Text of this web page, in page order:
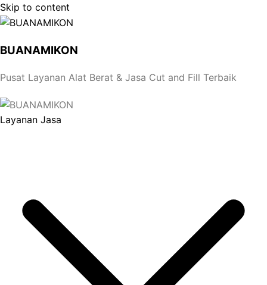
Skip to content
BUANAMIKON
Pusat Layanan Alat Berat & Jasa Cut and Fill Terbaik
Layanan Jasa